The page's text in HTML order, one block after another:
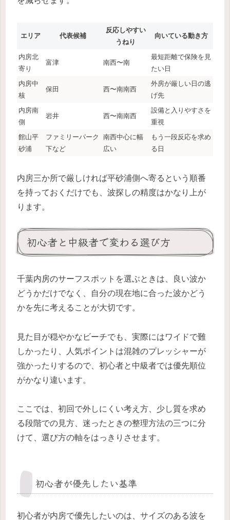
エリア 代表候補
反応しやすい
うねり
向いている動き方
内房北
寄り
富津 南西〜南
最短距離で保険を見
たい日
内房中
核
保田 西〜南南西
外房が厳しい日の逃
げ先
内房南
側
岩井 西〜南南西
設備と入りやすさを
重視
館山平
砂浦
ファミリーパーク
下など
南西中心に幅
広い
もう一段反応を求め
る日
内房三か所で厳しければ平砂浦側へ寄るという順番
を持っておくだけでも、波探しの精度はかなり上が
ります。
初心者と中級者で変わる選び方
千葉内房のサーフスポットを選ぶときは、良い波か
どうかだけでなく、自分の現在地に合った波かどう
かを先に考えることが大切です。
見た目が穏やかなビーチでも、実際にはワイドで難
しかったり、人気ポイントは混雑のプレッシャーが
強かったりするので、初心者と中級者では優先順位
がかなり違います。
ここでは、初回で外しにくい考え方、少し質を求め
る段階での見方、迷ったときの整理方法の三つに分
けて、選び方の軸をはっきりさせます。
初心者が優先したい基準
初心者が内房で優先したいのは、サイズのある波を